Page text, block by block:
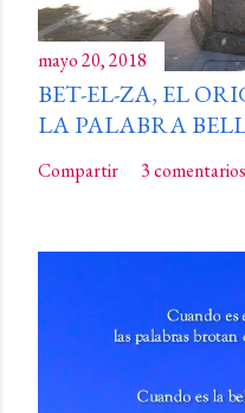
mayo 20, 2018
BET-EL-ZA, EL
LA PALABRA
Compartir 3 comentarios